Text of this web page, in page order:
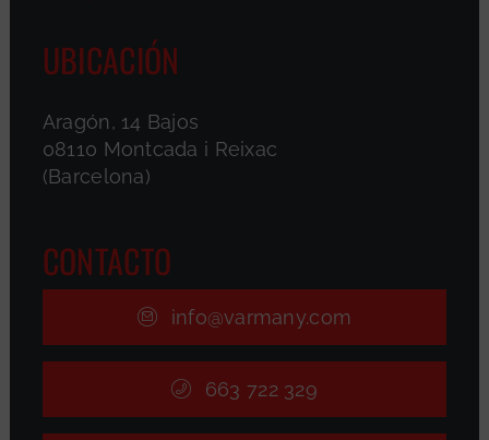
UBICACIÓN
Aragón, 14 Bajos
08110 Montcada i Reixac
(Barcelona)
CONTACTO
info@varmany.com
663 722 329